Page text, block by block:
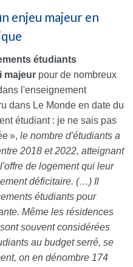
enjeu majeur en
étudiants
majeur pour de nombreux
l'enseignement
dans Le Monde en date du
étudiant : je ne sais pas
», le nombre d'étudiants a
2018 et 2022, atteignant
de logement qui leur
déficitaire. (…) Il
étudiants pour
Même les résidences
souvent considérées
au budget serré, se
on en dénombre 174